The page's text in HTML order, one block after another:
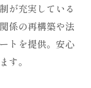
偵の支援力
ーケアとは
ォローサービ
が充実している
係の再構築や法
トを提供。安心
す。